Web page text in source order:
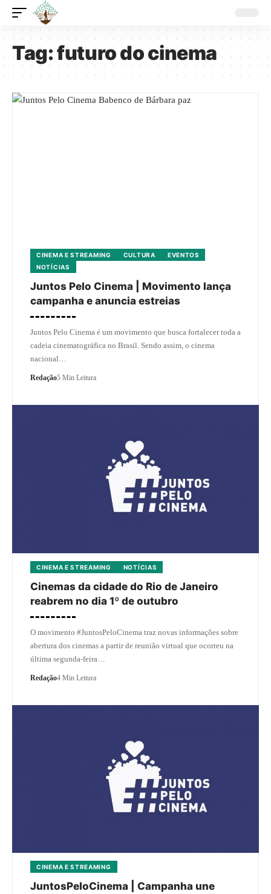
Tag:futuro do cinema
CINEMA E STREAMING CULTURA
EVENTOS
NOTÍCIAS
Juntos Pelo Cinema | Movimento lança
campanha e anuncia estreias
Juntos Pelo Cinema é um movimento que busca fortalecer toda a
cadeia cinematográfica no Brasil. Sendo assim, o cinema
nacional…
Redação5 Min Leitura
CINEMA E STREAMING NOTÍCIAS
Cinemas da cidade do Rio de Janeiro
reabrem no dia 1º de outubro
O movimento #JuntosPeloCinema traz novas informações sobre
abertura dos cinemas a partir de reunião virtual que ocorreu na
última segunda-feira…
Redação4 Min Leitura
CINEMA E STREAMING
JuntosPeloCinema | Campanha une